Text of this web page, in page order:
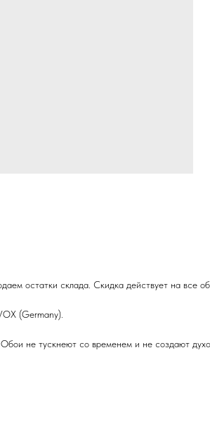
остатки склада. Скидка действует на все
(Germany).
не тускнеют со временем и не создают